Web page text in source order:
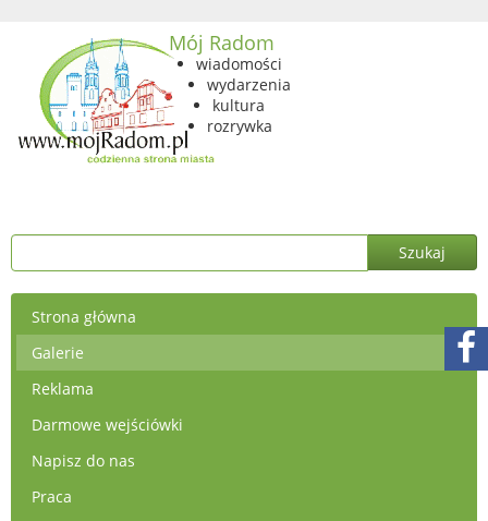
Mój Radom
wiadomości
wydarzenia
kultura
rozrywka
Strona główna
Galerie
Reklama
Darmowe wejściówki
Napisz do nas
Praca